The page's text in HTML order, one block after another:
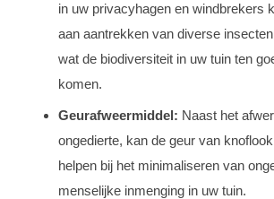
in uw privacyhagen en windbrekers
aan aantrekken van diverse
wat de biodiversiteit in uw tuin ten
komen.
Geurafweermiddel: Naast het
ongedierte, kan de geur van
helpen bij het minimaliseren van
menselijke inmenging in uw tuin.